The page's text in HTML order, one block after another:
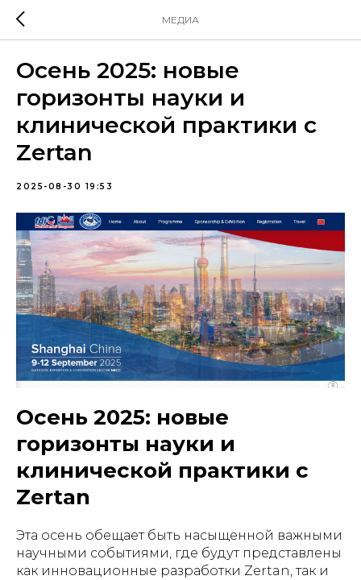
МЕДИА
Осень 2025: новые
горизонты науки и
клинической практики с
Zertan
2025-08-30 19:53
Осень 2025: новые
горизонты науки и
клинической практики с
Zertan
Эта осень обещает быть насыщенной важными
научными событиями, где будут представлены
как инновационные разработки Zertan, так и